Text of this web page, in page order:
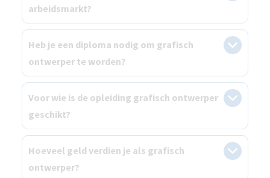
arbeidsmarkt?
Heb je een diploma nodig om grafisch
ontwerper te worden?
Voor wie is de opleiding grafisch ontwerper
geschikt?
Hoeveel geld verdien je als grafisch
ontwerper?